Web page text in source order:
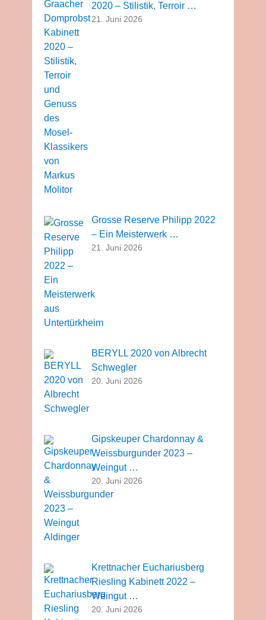
2020 – Stilistik, Terroir …
21. Juni 2026
Grosse Reserve Philipp 2022
– Ein Meisterwerk …
21. Juni 2026
BERYLL 2020 von Albrecht
Schwegler
20. Juni 2026
Gipskeuper Chardonnay &
Weissburgunder 2023 –
Weingut …
20. Juni 2026
Krettnacher Euchariusberg
Riesling Kabinett 2022 –
Weingut …
20. Juni 2026